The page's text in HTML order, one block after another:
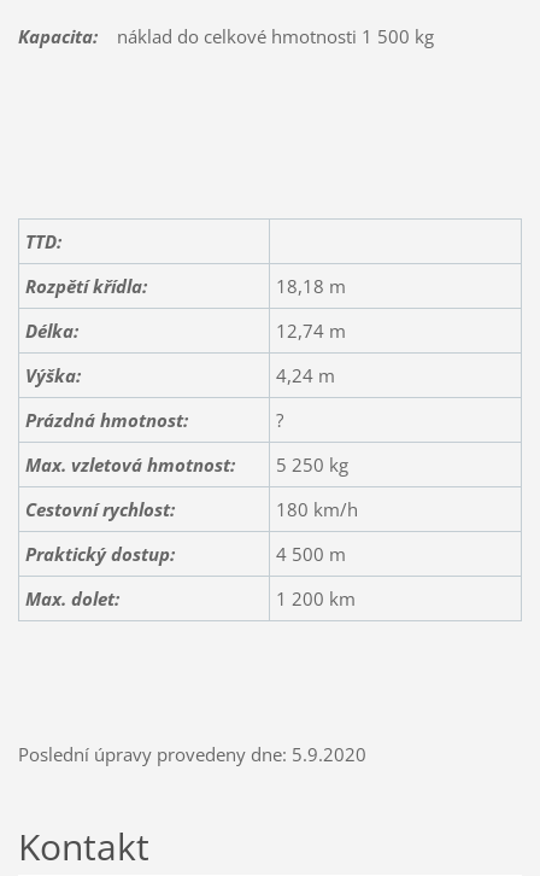
Kapacita:náklad do celkové hmotnosti 1 500 kg
TTD:
Rozpětí křídla:
18,18 m
Délka:
12,74 m
Výška:
4,24 m
Prázdná hmotnost:
?
Max. vzletová hmotnost:
5 250 kg
Cestovní rychlost:
180 km/h
Praktický dostup:
4 500 m
Max. dolet:
1 200 km
Poslední úpravy provedeny dne: 5.9.2020
Kontakt